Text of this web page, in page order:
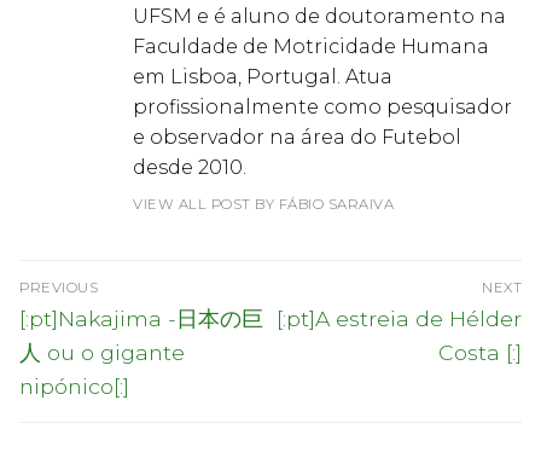
UFSM e é aluno de doutoramento na
Faculdade de Motricidade Humana
em Lisboa, Portugal. Atua
profissionalmente como pesquisador
e observador na área do Futebol
desde 2010.
VIEW ALL POST BY FÁBIO SARAIVA
Navegação
de
artigos
PREVIOUS
Previous
post:
[:pt]Nakajima -日本の巨
人 ou o gigante
nipónico[:]
NEXT
Next
[:pt]A estreia de Hélder
Costa [:]